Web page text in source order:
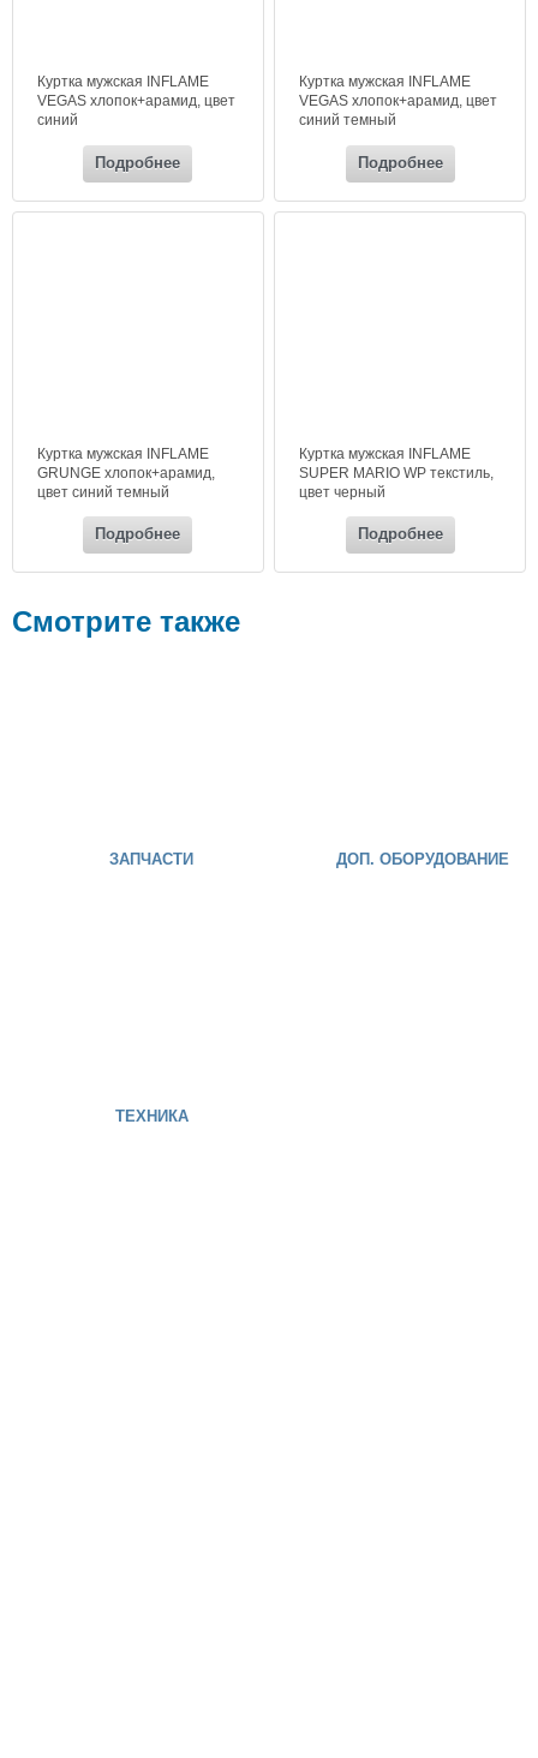
Куртка мужская INFLAME
VEGAS хлопок+арамид, цвет
синий
Подробнее
Куртка мужская INFLAME
VEGAS хлопок+арамид, цвет
синий темный
Подробнее
Куртка мужская INFLAME
GRUNGE хлопок+арамид,
цвет синий темный
Подробнее
Куртка мужская INFLAME
SUPER MARIO WP текстиль,
цвет черный
Подробнее
Смотрите также
ЗАПЧАСТИ ДОП. ОБОРУДОВАНИЕ
ТЕХНИКА